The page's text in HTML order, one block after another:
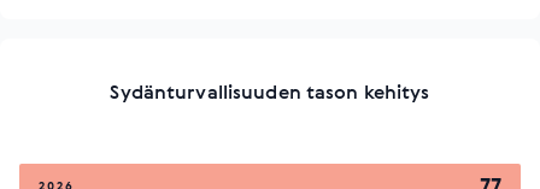
Sydänturvallisuuden tason kehitys
2026